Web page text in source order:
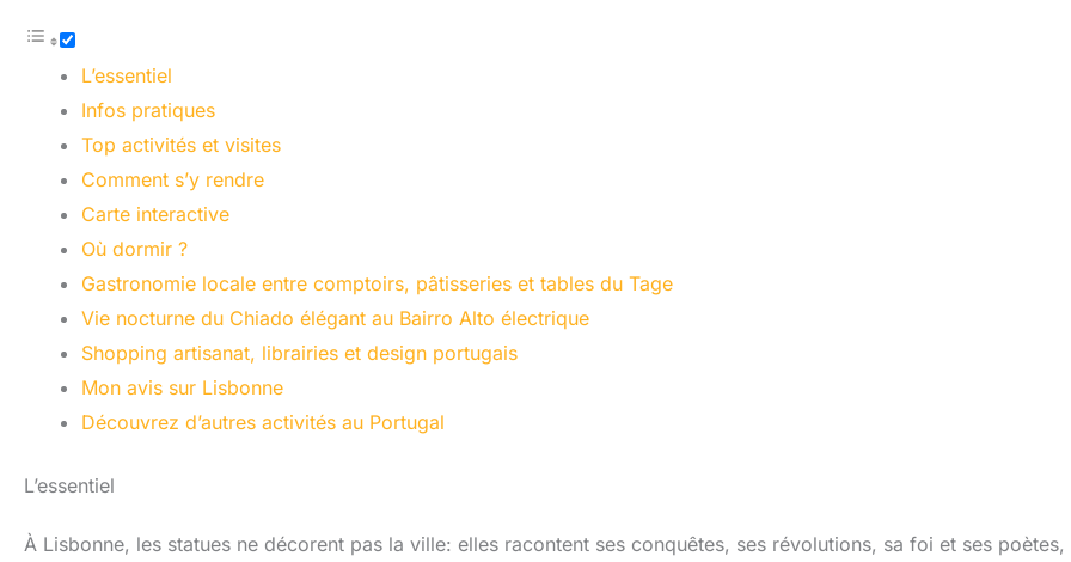
L’essentiel
Infos pratiques
Top activités et visites
Comment s’y rendre
Carte interactive
Où dormir ?
Gastronomie locale entre comptoirs, pâtisseries et tables du Tage
Vie nocturne du Chiado élégant au Bairro Alto électrique
Shopping artisanat, librairies et design portugais
Mon avis sur Lisbonne
Découvrez d’autres activités au Portugal
L’essentiel
À Lisbonne, les statues ne décorent pas la ville: elles racontent ses conquêtes, ses révolutions, sa foi et ses poètes,